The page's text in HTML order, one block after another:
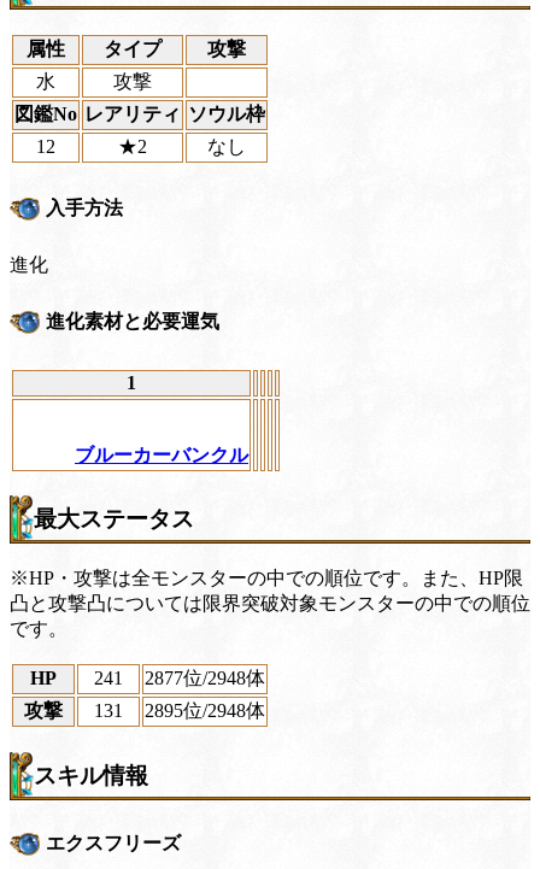
属性 タイプ
攻撃
水
攻撃
図鑑No レアリティ ソウル枠
12
★2 なし
入手方法
進化
進化素材と必要運気
1
ブルーカーバンクル
最大ステータス
※HP・攻撃は全モンスターの中での順位です。また、HP限
凸と攻撃凸については限界突破対象モンスターの中での順位
です。
HP 241 2877位/2948体
攻撃
131 2895位/2948体
スキル情報
エクスフリーズ